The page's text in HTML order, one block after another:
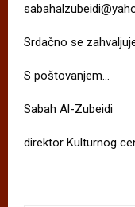
Srdačno se
S poštovanjem…
Sabah Al-Zubeidi
direktor Kulturnog